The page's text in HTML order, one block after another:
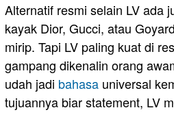
Alternatif resmi selain LV ada
kayak Dior, Gucci, atau
mirip. Tapi LV paling kuat di
gampang dikenalin orang
udah jadi bahasa universal
tujuannya biar statement, LV